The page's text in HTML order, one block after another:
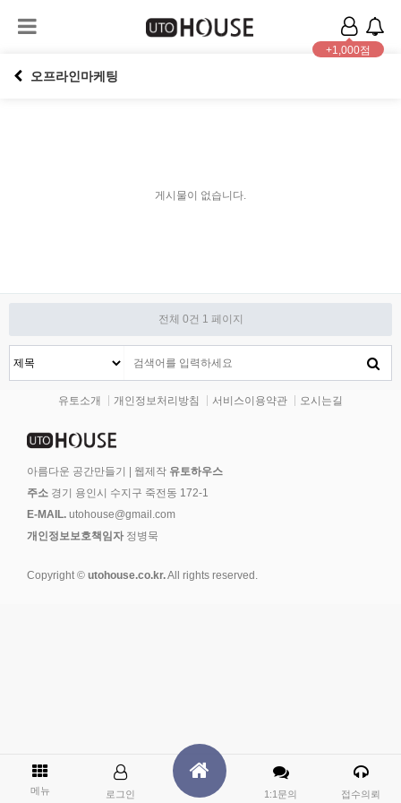
+1,000점
오프라인마케팅
게시물이 없습니다.
전체 0건 1 페이지
유토소개 개인정보처리방침 서비스이용약관 오시는길
아름다운 공간만들기 | 웹제작 유토하우스
주소 경기 용인시 수지구 죽전동 172-1
E-MAIL. utohouse@gmail.com
개인정보보호책임자 정병묵
Copyright © utohouse.co.kr.All rights reserved.
메뉴 로그인 1:1문의 접수의뢰